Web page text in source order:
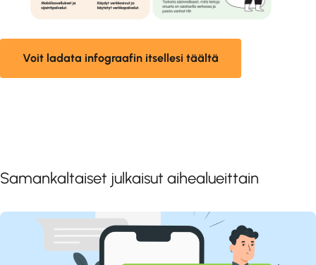
Voit ladata infograafin itsellesi täältä
Samankaltaiset julkaisut aihealueittain